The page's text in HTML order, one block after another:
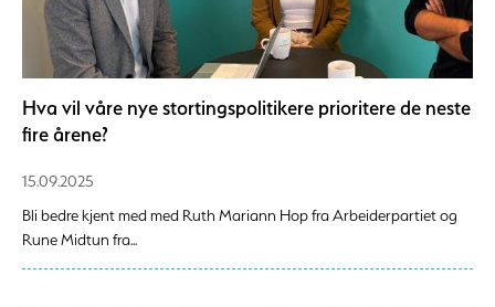
Hva vil våre nye stortingspolitikere prioritere de neste
fire årene?
15.09.2025
Bli bedre kjent med med Ruth Mariann Hop fra Arbeiderpartiet og
Rune Midtun fra...